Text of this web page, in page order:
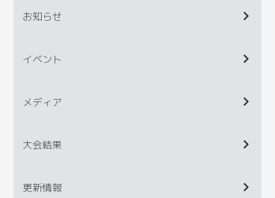
お知らせ
イベント
メディア
大会結果
更新情報